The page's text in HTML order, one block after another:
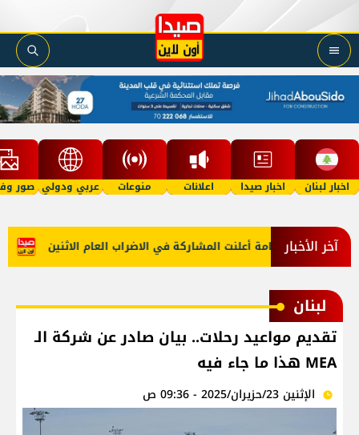
اخبار لبنان اخبار صيدا اعلانات منوعات عربي ودولي صور
آخر الأخبار
الإدارة العامة أعلنت المشاركة في الاضراب العام الاثنين
لبنان
تقديم مواعيد رحلات.. بيان صادر عن شركة الـ
MEA هذا ما جاء فيه
الإثنين 23/حزيران/2025 - 09:36 ص